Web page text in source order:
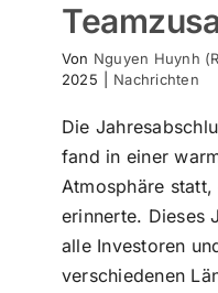
Von Nguyen Huynh
2025
Nachrichten
Die
fand in einer
Atmosphäre
erinnerte. Dieses
alle Investoren
verschiedenen